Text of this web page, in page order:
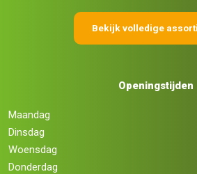
Bekijk volledige
Openingstijden
Maandag
Dinsdag
Woensdag
Donderdag